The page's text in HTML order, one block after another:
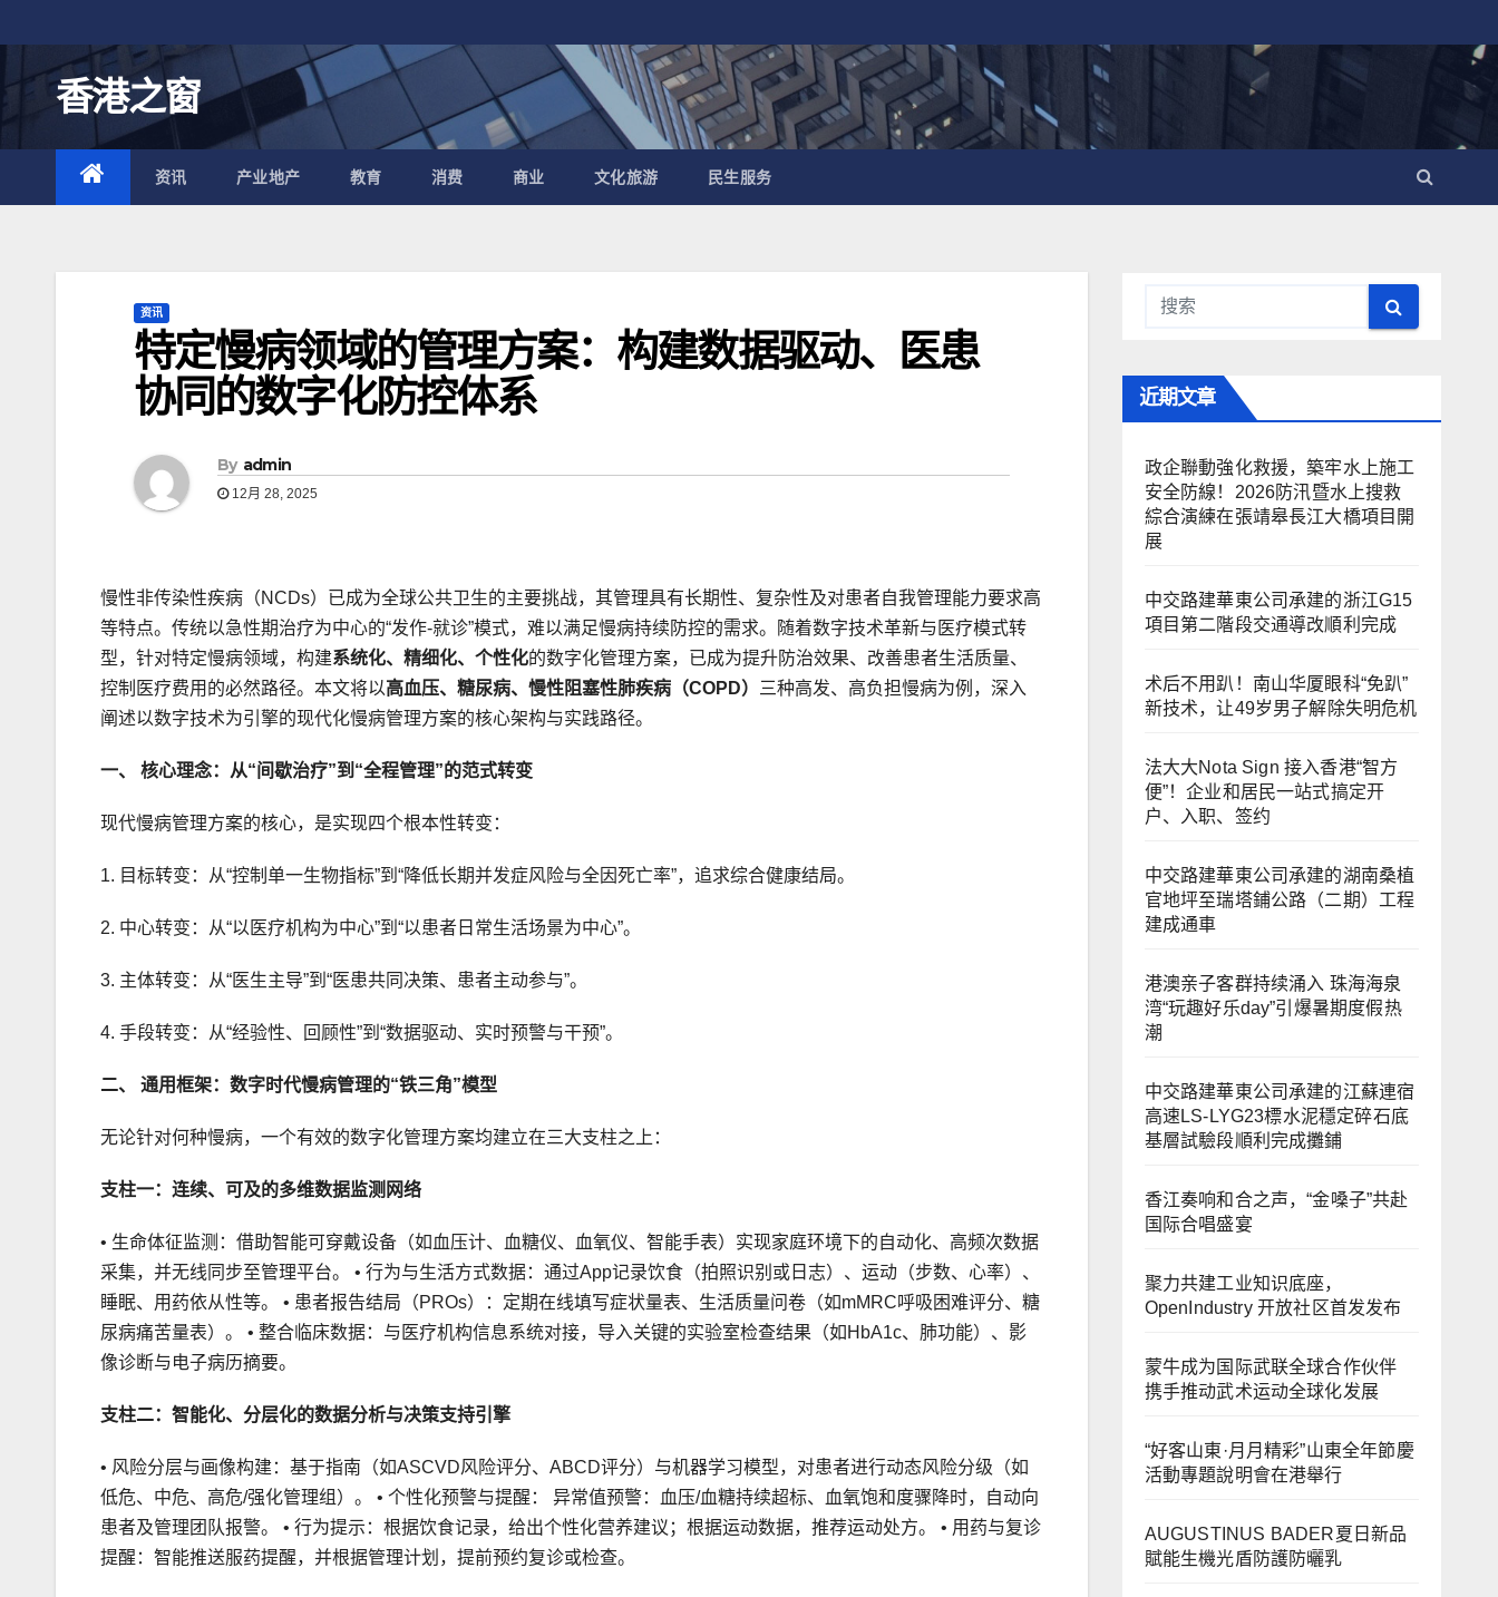
至
内
容
香港之窗
资讯 产业地产 教育 消费 商业 文化旅游 民生服务
资讯
特定慢病领域的管理方案：构建数据驱动、医患
协同的数字化防控体系
By admin
12月 28, 2025
慢性非传染性疾病（NCDs）已成为全球公共卫生的主要挑战，其管理具有长期性、复杂性及对患者自我管理能力要求高
等特点。传统以急性期治疗为中心的“发作-就诊”模式，难以满足慢病持续防控的需求。随着数字技术革新与医疗模式转
型，针对特定慢病领域，构建系统化、精细化、个性化的数字化管理方案，已成为提升防治效果、改善患者生活质量、
控制医疗费用的必然路径。本文将以高血压、糖尿病、慢性阻塞性肺疾病（COPD）
三种高发、高负担慢病为例，深入
阐述以数字技术为引擎的现代化慢病管理方案的核心架构与实践路径。
一、 核心理念：从“间歇治疗”到“全程管理”的范式转变
现代慢病管理方案的核心，是实现四个根本性转变：
1. 目标转变：从“控制单一生物指标”到“降低长期并发症风险与全因死亡率”，追求综合健康结局。
2. 中心转变：从“以医疗机构为中心”到“以患者日常生活场景为中心”。
3. 主体转变：从“医生主导”到“医患共同决策、患者主动参与”。
4. 手段转变：从“经验性、回顾性”到“数据驱动、实时预警与干预”。
二、 通用框架：数字时代慢病管理的“铁三角”模型
无论针对何种慢病，一个有效的数字化管理方案均建立在三大支柱之上：
支柱一：连续、可及的多维数据监测网络
• 生命体征监测：借助智能可穿戴设备（如血压计、血糖仪、血氧仪、智能手表）实现家庭环境下的自动化、高频次数据
采集，并无线同步至管理平台。 • 行为与生活方式数据：通过App记录饮食（拍照识别或日志）、运动（步数、心率）、
睡眠、用药依从性等。 • 患者报告结局（PROs）：定期在线填写症状量表、生活质量问卷（如mMRC呼吸困难评分、糖
尿病痛苦量表）。 • 整合临床数据：与医疗机构信息系统对接，导入关键的实验室检查结果（如HbA1c、肺功能）、影
像诊断与电子病历摘要。
支柱二：智能化、分层化的数据分析与决策支持引擎
• 风险分层与画像构建：基于指南（如ASCVD风险评分、ABCD评分）与机器学习模型，对患者进行动态风险分级（如
低危、中危、高危/强化管理组）。 • 个性化预警与提醒： 异常值预警：血压/血糖持续超标、血氧饱和度骤降时，自动向
患者及管理团队报警。 • 行为提示：根据饮食记录，给出个性化营养建议；根据运动数据，推荐运动处方。 • 用药与复诊
提醒：智能推送服药提醒，并根据管理计划，提前预约复诊或检查。
近期文章
政企聯動強化救援，築牢水上施工
安全防線！2026防汛暨水上搜救
綜合演練在張靖皋長江大橋項目開
展
中交路建華東公司承建的浙江G15
項目第二階段交通導改順利完成
术后不用趴！南山华厦眼科“免趴”
新技术，让49岁男子解除失明危机
法大大Nota Sign 接入香港“智方
便”！企业和居民一站式搞定开
户、入职、签约
中交路建華東公司承建的湖南桑植
官地坪至瑞塔鋪公路（二期）工程
建成通車
港澳亲子客群持续涌入 珠海海泉
湾“玩趣好乐day”引爆暑期度假热
潮
中交路建華東公司承建的江蘇連宿
高速LS-LYG23標水泥穩定碎石底
基層試驗段順利完成攤鋪
香江奏响和合之声，“金嗓子”共赴
国际合唱盛宴
聚力共建工业知识底座，
OpenIndustry 开放社区首发发布
蒙牛成为国际武联全球合作伙伴
携手推动武术运动全球化发展
“好客山東·月月精彩”山東全年節慶
活動專題說明會在港舉行
AUGUSTINUS BADER夏日新品
賦能生機光盾防護防曬乳